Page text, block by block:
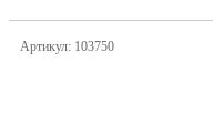
Артикул: 103750